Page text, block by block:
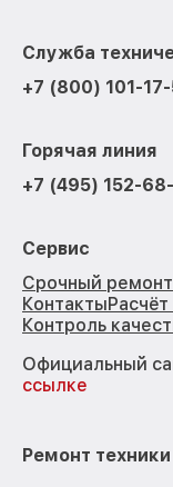
Служба
+7 (800) 101-
Горячая линия
+7 (495) 152-
Сервис
Срочный ремонт
Контакты
Контроль
Официальный
ссылке
Ремонт техники